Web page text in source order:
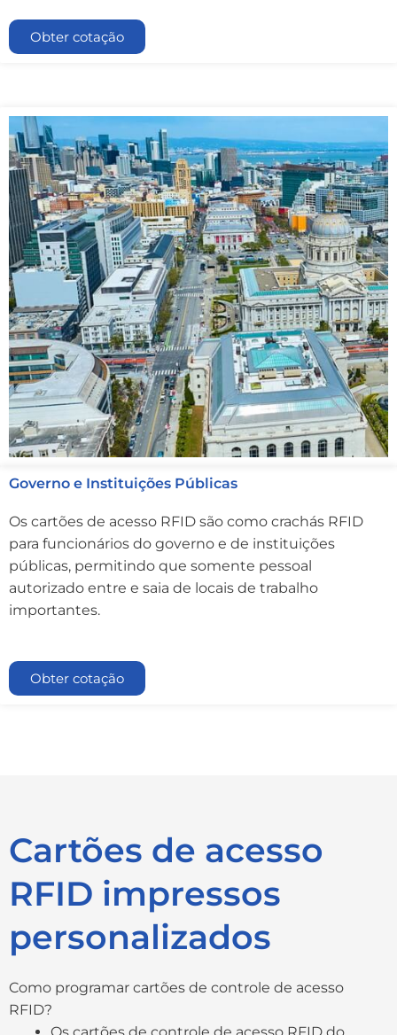
Obter cotação
Governo e Instituições Públicas
Os cartões de acesso RFID são como crachás RFID
para funcionários do governo e de instituições
públicas, permitindo que somente pessoal
autorizado entre e saia de locais de trabalho
importantes.
Obter cotação
Cartões de acesso
RFID impressos
personalizados
Como programar cartões de controle de acesso
RFID?
Os cartões de controle de acesso RFID do